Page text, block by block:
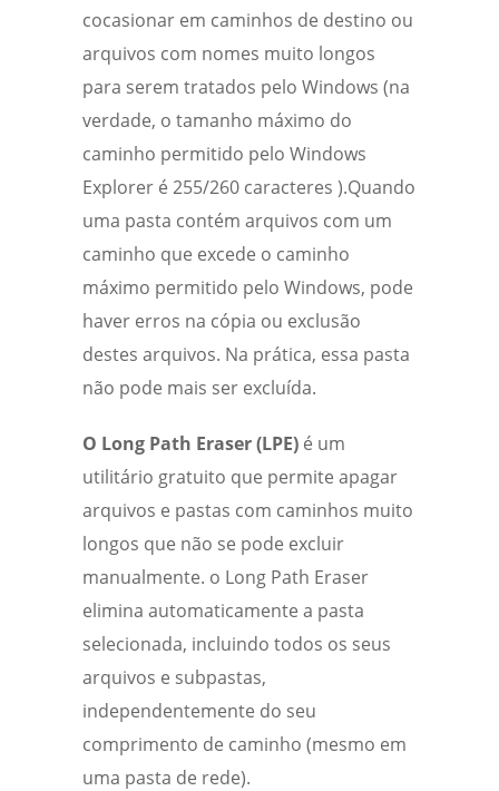
cocasionar em caminhos de destino ou
arquivos com nomes muito longos
para serem tratados pelo Windows (na
verdade, o tamanho máximo do
caminho permitido pelo Windows
Explorer é 255/260 caracteres ).Quando
uma pasta contém arquivos com um
caminho que excede o caminho
máximo permitido pelo Windows, pode
haver erros na cópia ou exclusão
destes arquivos. Na prática, essa pasta
não pode mais ser excluída.
O Long Path Eraser (LPE) é um
utilitário gratuito que permite apagar
arquivos e pastas com caminhos muito
longos que não se pode excluir
manualmente. o Long Path Eraser
elimina automaticamente a pasta
selecionada, incluindo todos os seus
arquivos e subpastas,
independentemente do seu
comprimento de caminho (mesmo em
uma pasta de rede).